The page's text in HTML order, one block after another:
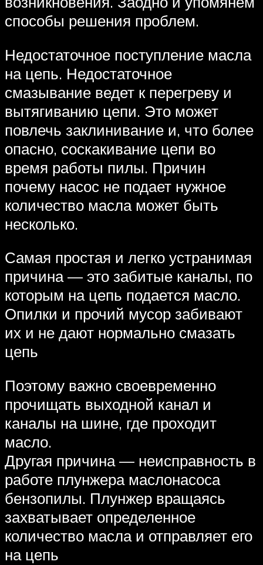
способы решения проблем.
Недостаточное поступление масла
на цепь. Недостаточное
смазывание ведет к перегреву и
вытягиванию цепи. Это может
повлечь заклинивание и, что более
опасно, соскакивание цепи во
время работы пилы. Причин
почему насос не подает нужное
количество масла может быть
несколько.
Самая простая и легко устранимая
причина — это забитые каналы, по
которым на цепь подается масло.
Опилки и прочий мусор забивают
их и не дают нормально смазать
цепь
Поэтому важно своевременно
прочищать выходной канал и
каналы на шине, где проходит
масло.
Другая причина — неисправность в
работе плунжера маслонасоса
бензопилы. Плунжер вращаясь
захватывает определенное
количество масла и отправляет его
на цепь